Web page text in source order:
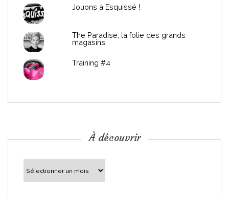
Jouons à Esquissé !
The Paradise, la folie des grands
magasins
Training #4
À découvrir
À
découvrir